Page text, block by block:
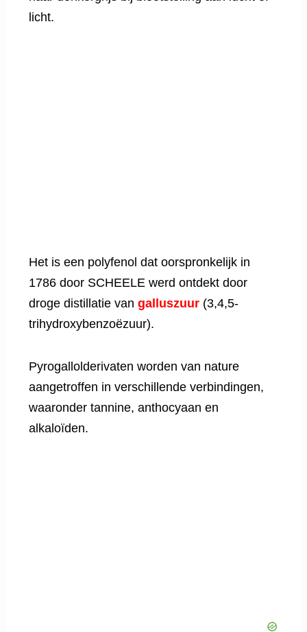
licht.
Het is een polyfenol dat oorspronkelijk in
1786 door SCHEELE werd ontdekt door
droge distillatie van galluszuur (3,4,5-
trihydroxybenzoëzuur).
Pyrogallolderivaten worden van nature
aangetroffen in verschillende verbindingen,
waaronder tannine, anthocyaan en
alkaloïden.